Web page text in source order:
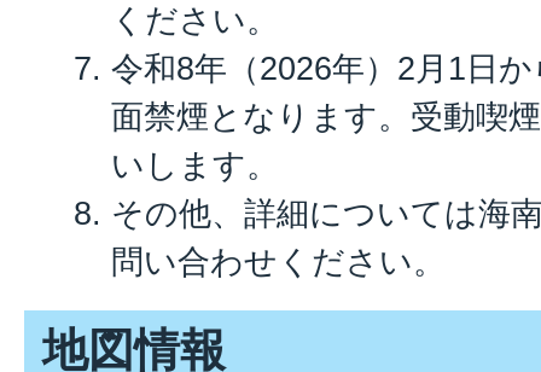
ください。
令和8年（2026年）2月1日
面禁煙となります。受動喫
いします。
その他、詳細については海
問い合わせください。
地図情報